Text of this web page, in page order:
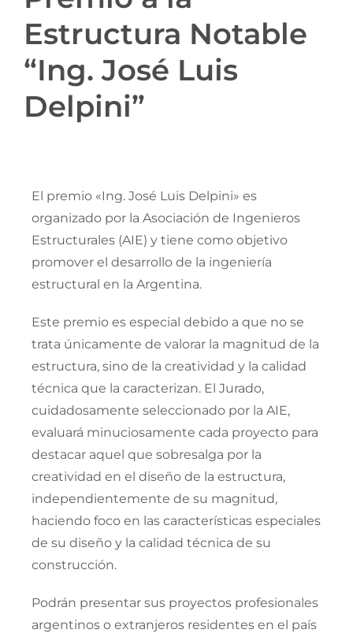
Estructura Notable
“Ing. José Luis
Delpini”
El premio «Ing. José Luis Delpini» es
organizado por la Asociación de Ingenieros
Estructurales (AIE) y tiene como objetivo
promover el desarrollo de la ingeniería
estructural en la Argentina.
Este premio es especial debido a que no se
trata únicamente de valorar la magnitud de la
estructura, sino de la creatividad y la calidad
técnica que la caracterizan. El Jurado,
cuidadosamente seleccionado por la AIE,
evaluará minuciosamente cada proyecto para
destacar aquel que sobresalga por la
creatividad en el diseño de la estructura,
independientemente de su magnitud,
haciendo foco en las características especiales
de su diseño y la calidad técnica de su
construcción.
Podrán presentar sus proyectos profesionales
argentinos o extranjeros residentes en el país